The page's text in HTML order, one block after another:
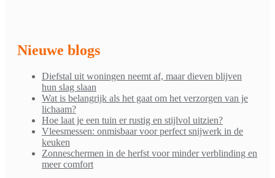
Nieuwe blogs
Diefstal uit woningen neemt af, maar dieven blijven
hun slag slaan
Wat is belangrijk als het gaat om het verzorgen van je
lichaam?
Hoe laat je een tuin er rustig en stijlvol uitzien?
Vleesmessen: onmisbaar voor perfect snijwerk in de
keuken
Zonneschermen in de herfst voor minder verblinding en
meer comfort